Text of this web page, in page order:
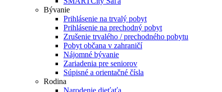
Bývanie
Prihlásenie na trvalý pobyt
Prihlásenie na prechodný pobyt
Zrušenie trvalého / prechodného pobytu
Pobyt občana v zahraničí
Nájomné bývanie
Zariadenia pre seniorov
Súpisné a orientačné čísla
Rodina
Narodenie dieťaťa